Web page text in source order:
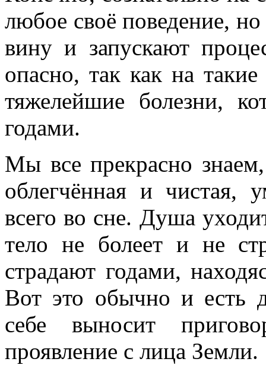
любое своё поведение,
вину и запускают
опасно, так как на
тяжелейшие болезни,
годами.
Мы все прекрасно
облегчённая и чистая,
всего во сне. Душа
тело не болеет и не
страдают годами,
Вот это обычно и есть
себе выносит
проявление с лица Земли.